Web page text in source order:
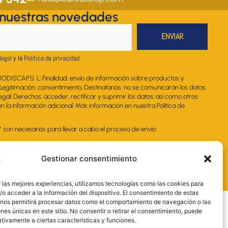
Gestionar consentimiento
las mejores experiencias, utilizamos tecnologías como las cookies para
o acceder a la información del dispositivo. El consentimiento de estas
permitirá procesar datos como el comportamiento de navegación o las
únicas en este sitio. No consentir o retirar el consentimiento, puede
a ciertas características y funciones.
g
r
o
o
d
i
b
e
a
p
novedades
y la Política de privacidad.
L; Finalidad: envío de información sobre productos y
consentimiento; Destinatarios: no se comunicarán los datos
Derechos: acceder, rectificar y suprimir los datos, así como otros
la información adicional. Más información en nuestra Política de
necesarios para llevar a cabo el proceso de envío.